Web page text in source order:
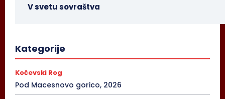
V svetu sovraštva
Kategorije
Kočevski Rog
Pod Macesnovo gorico, 2026